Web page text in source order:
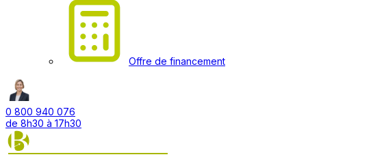
Offre de financement
0 800 940 076
de 8h30 à 17h30